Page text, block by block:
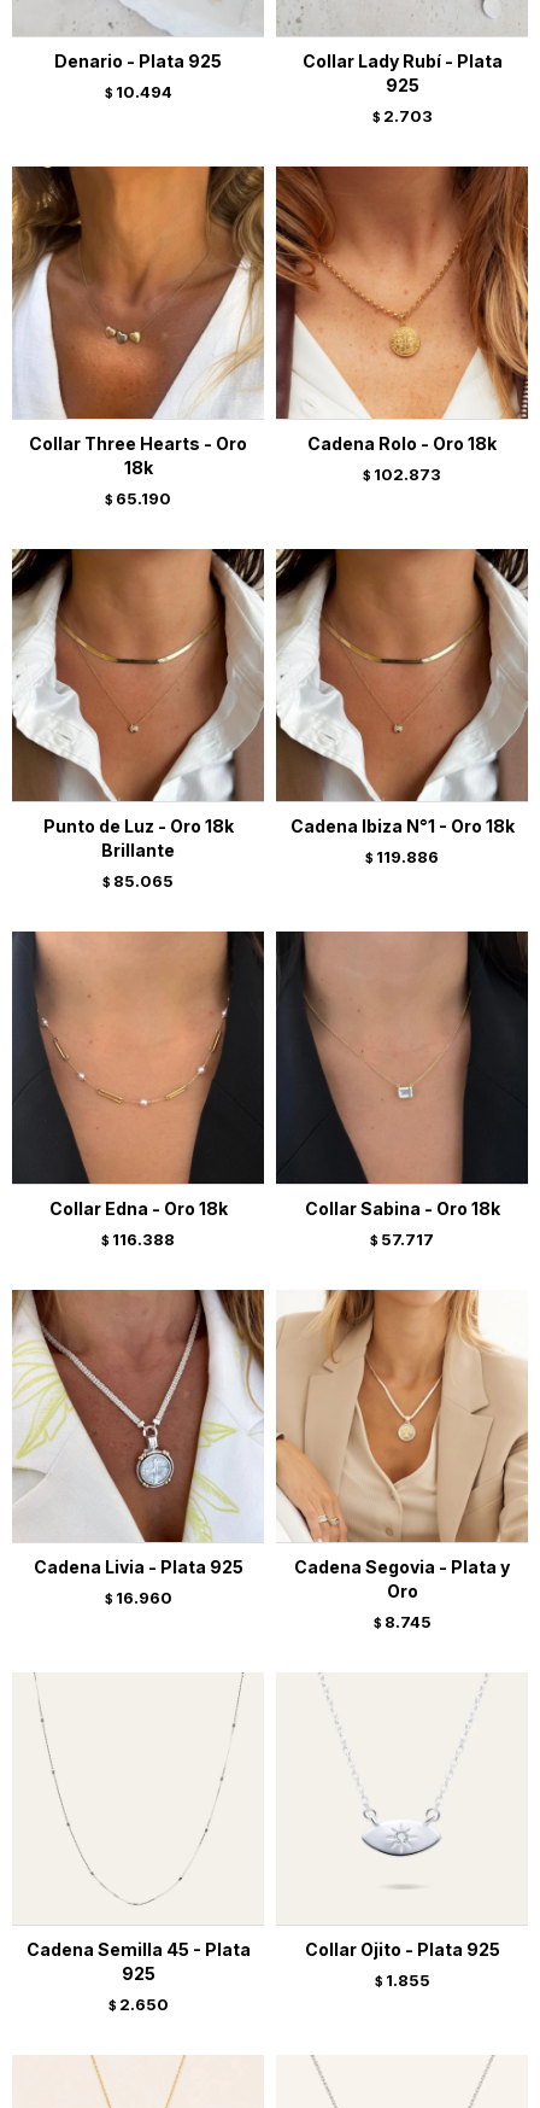
Denario - Plata 925
$ 10.494
Collar Lady Rubí - Plata
925
$ 2.703
Collar Three Hearts - Oro
18k
$ 65.190
Cadena Rolo - Oro 18k
$ 102.873
Punto de Luz - Oro 18k
Brillante
$ 85.065
Cadena Ibiza N°1 - Oro 18k
$ 119.886
Collar Edna - Oro 18k
$ 116.388
Collar Sabina - Oro 18k
$ 57.717
Cadena Livia - Plata 925
$ 16.960
Cadena Segovia - Plata y
Oro
$ 8.745
Cadena Semilla 45 - Plata
925
$ 2.650
Collar Ojito - Plata 925
$ 1.855